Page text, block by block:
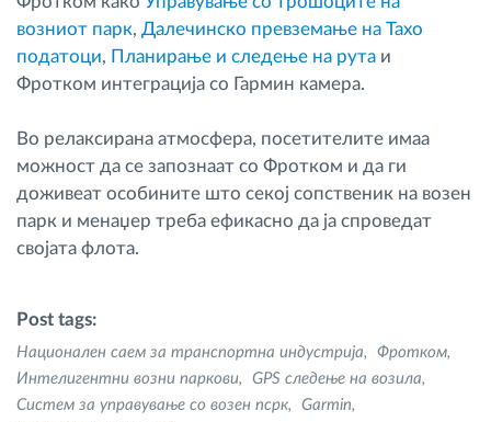
возниот парк, Далечинско превземање на Тахо
податоци, Планирање и следење на рута и
Фротком интеграција со Гармин камера.
Во релаксирана атмосфера, посетителите имаа
можност да се запознаат со Фротком и да ги
доживеат особините што секој сопственик на возен
парк и менаџер треба ефикасно да ја спроведат
својата флота.
Post tags:
Национален саем за транспортна индустрија
Фротком
Интелигентни возни паркови
GPS следење на возила
Систем за управување со возен псрк
Garmin